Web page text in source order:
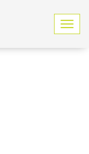
Z
o